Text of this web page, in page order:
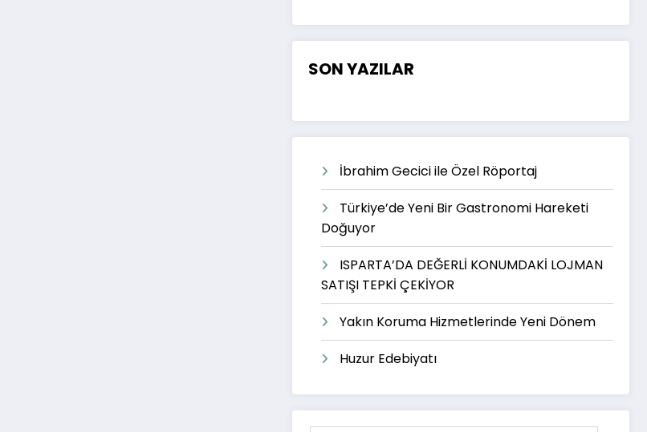
SON YAZILAR
İbrahim Gecici ile Özel Röportaj
Türkiye’de Yeni Bir Gastronomi Hareketi
Doğuyor
ISPARTA’DA DEĞERLİ KONUMDAKİ LOJMAN
SATIŞI TEPKİ ÇEKİYOR
Yakın Koruma Hizmetlerinde Yeni Dönem
Huzur Edebiyatı